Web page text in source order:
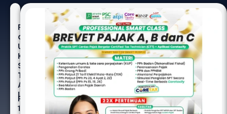
Pelatihan
dan
Uji
Kompetensi
Sertifikasi
Teknisi
Akuntansi
IIRp
1.600.000